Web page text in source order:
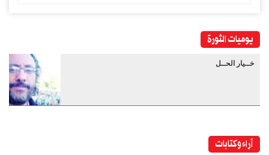
يوميات الثورة
خــيار الحــل
آراء وكتابات